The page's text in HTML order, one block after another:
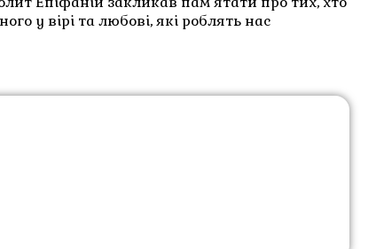
у вірі та любові, які роблять нас